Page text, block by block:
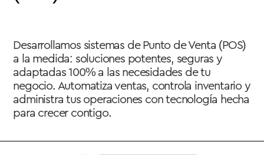
Desarrollamos sistemas de Punto de Venta (POS)
a la medida: soluciones potentes, seguras y
adaptadas 100% a las necesidades de tu
negocio. Automatiza ventas, controla inventario y
administra tus operaciones con tecnología hecha
para crecer contigo.